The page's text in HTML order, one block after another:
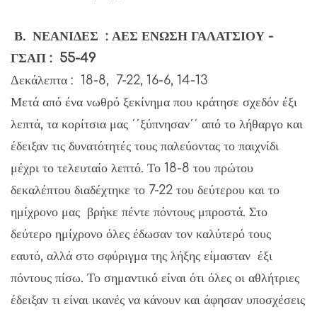
Β. ΝΕΑΝΙΔΕΣ : ΑΕΣ ΕΝΩΣΗ ΓΑΛΑΤΣΙΟΥ -
ΓΣΑΠ : 55-49
Δεκάλεπτα : 18-8, 7-22, 16-6, 14-13
Μετά από ένα νωθρό ξεκίνημα που κράτησε σχεδόν έξι
λεπτά, τα κορίτσια μας ΄΄ξύπνησαν΄΄ από το λήθαργο και
έδειξαν τις δυνατότητές τους παλεύοντας το παιχνίδι
μέχρι το τελευταίο λεπτό. Το 18-8 του πρώτου
δεκαλέπτου διαδέχτηκε το 7-22 του δεύτερου και το
ημίχρονο μας βρήκε πέντε πόντους μπροστά. Στο
δεύτερο ημίχρονο όλες έδωσαν τον καλύτερό τους
εαυτό, αλλά στο σφύριγμα της λήξης είμασταν έξι
πόντους πίσω. Το σημαντικό είναι ότι όλες οι αθλήτριες
έδειξαν τι είναι ικανές να κάνουν και άφησαν υποσχέσεις